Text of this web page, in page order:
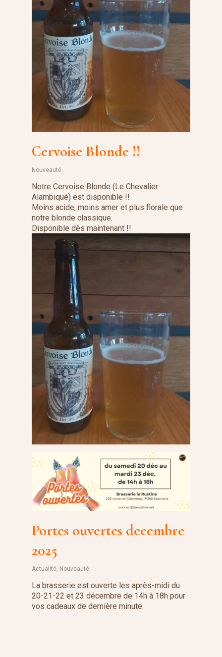
Cervoise Blonde !!
Nouveauté
Notre Cervoise Blonde (Le Chevalier
Alambiqué) est disponible !!
Moins acide, moins amer et plus florale que
notre blonde classique.
Disponible dès maintenant !!
Portes ouvertes decembre
2025
Actualité Nouveauté
La brasserie est ouverte les après-midi du
20-21-22 et 23 décembre de 14h à 18h pour
vos cadeaux de dernière minute.